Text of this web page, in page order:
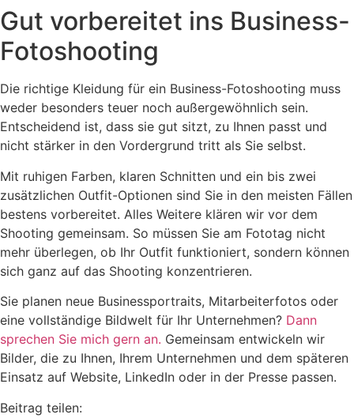
Gut vorbereitet ins Business-
Fotoshooting
Die richtige Kleidung für ein Business-Fotoshooting muss
weder besonders teuer noch außergewöhnlich sein.
Entscheidend ist, dass sie gut sitzt, zu Ihnen passt und
nicht stärker in den Vordergrund tritt als Sie selbst.
Mit ruhigen Farben, klaren Schnitten und ein bis zwei
zusätzlichen Outfit-Optionen sind Sie in den meisten Fällen
bestens vorbereitet. Alles Weitere klären wir vor dem
Shooting gemeinsam. So müssen Sie am Fototag nicht
mehr überlegen, ob Ihr Outfit funktioniert, sondern können
sich ganz auf das Shooting konzentrieren.
Sie planen neue Businessportraits, Mitarbeiterfotos oder
eine vollständige Bildwelt für Ihr Unternehmen? Dann
sprechen Sie mich gern an. Gemeinsam entwickeln wir
Bilder, die zu Ihnen, Ihrem Unternehmen und dem späteren
Einsatz auf Website, LinkedIn oder in der Presse passen.
Beitrag teilen: